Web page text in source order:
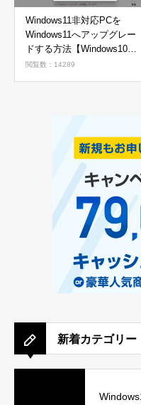
Windows11非対応PCを
Windows11へアップグレー
ドする方法【Windows10か
ら11へ】
閲覧数：14289
新着カテゴリー